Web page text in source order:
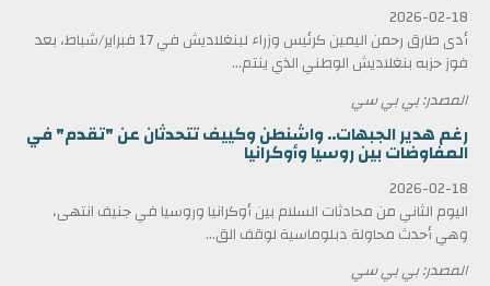
2026-02-18
أدى طارق رحمن اليمين كرئيس وزراء لبنغلاديش في 17 فبراير/شباط، بعد
فوز حزبه بنغلاديش الوطني الذي ينتم...
المصدر: بي بي سي
رغم هدير الجبهات.. واشنطن وكييف تتحدثان عن "تقدم" في
المفاوضات بين روسيا وأوكرانيا
2026-02-18
اليوم الثاني من محادثات السلام بين أوكرانيا وروسيا في جنيف انتهى،
وهي أحدث محاولة دبلوماسية لوقف الق...
المصدر: بي بي سي